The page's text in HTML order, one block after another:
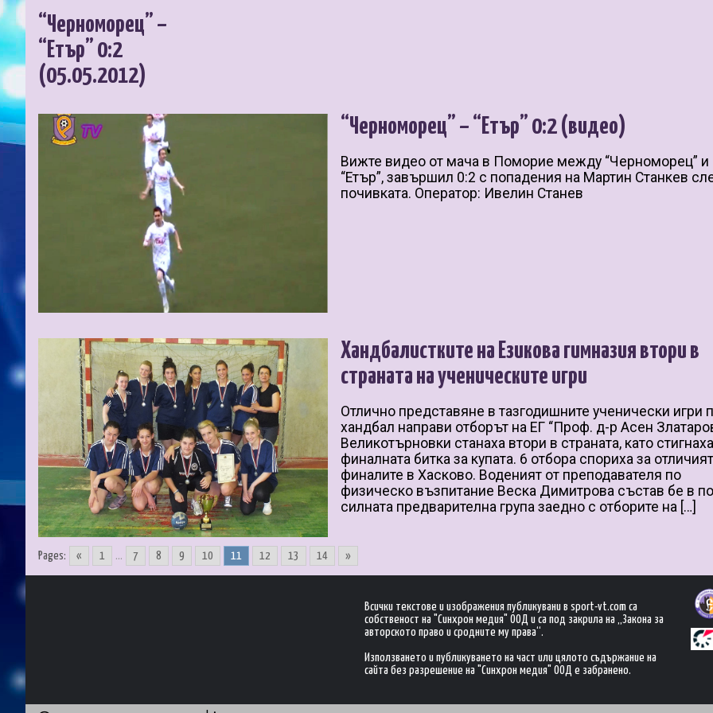
“Черноморец” –
“Етър” 0:2
(05.05.2012)
“Черноморец” – “Етър” 0:2 (видео)
Вижте видео от мача в Поморие между “Черноморец” и
“Етър”, завършил 0:2 с попадения на Мартин Станкев
почивката. Оператор: Ивелин Станев
Хандбалистките на Езикова гимназия втори в
страната на ученическите игри
Отлично представяне в тазгодишните ученически игри
хандбал направи отборът на ЕГ “Проф. д-р Асен
Великотърновки станаха втори в страната, като
финалната битка за купата. 6 отбора спориха за
финалите в Хасково. Воденият от преподавателя по
физическо възпитание Веска Димитрова състав бе в
силната предварителна група заедно с отборите на […]
Pages: « 1 ... 7 8 9 10 11 12 13 14 »
Всички текстове и изображения публикувани в sport-vt.com са
собственост на "Синхрон медия" ООД и са под закрила на „Закона за
авторското право и сродните му права“.
Използването и публикуването на част или цялото съдържание на
сайта без разрешение на "Синхрон медия" ООД е забранено.